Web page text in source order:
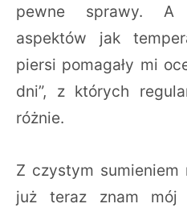
pewne sprawy. A
aspektów jak
piersi pomagały mi
dni”, z których
różnie.
Z czystym
już teraz znam mój